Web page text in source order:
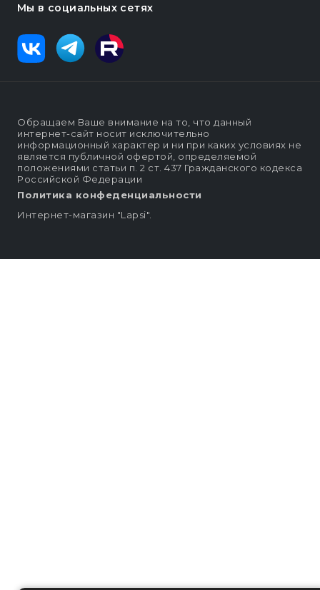
Мы в социальных сетях
Обращаем Ваше внимание на то, что данный
интернет-сайт носит исключительно
информационный характер и ни при каких условиях не
является публичной офертой, определяемой
положениями статьи п. 2 ст. 437 Гражданского кодекса
Российской Федерации
Политика конфеденциальности
Интернет-магазин "Lapsi".